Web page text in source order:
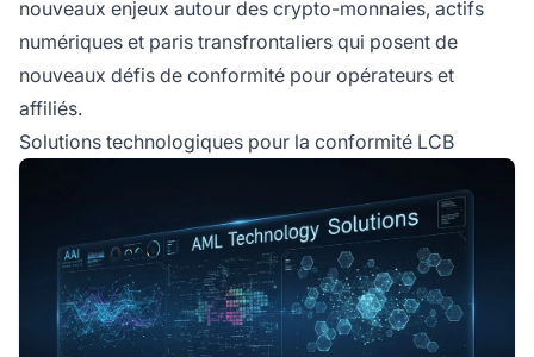
nouveaux enjeux autour des crypto-monnaies, actifs
numériques et paris transfrontaliers qui posent de
nouveaux défis de conformité pour opérateurs et
affiliés.
Solutions technologiques pour la conformité LCB